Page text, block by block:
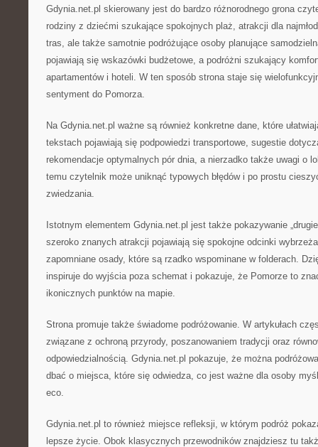
Gdynia.net.pl skierowany jest do bardzo różnorodnego grona
rodziny z dziećmi szukające spokojnych plaż, atrakcji dla
tras, ale także samotnie podróżujące osoby planujące
pojawiają się wskazówki budżetowe, a podróżni szukający
apartamentów i hoteli. W ten sposób strona staje się
sentyment do Pomorza.
Na Gdynia.net.pl ważne są również konkretne dane, które
tekstach pojawiają się podpowiedzi transportowe, sugestie
rekomendacje optymalnych pór dnia, a nierzadko także uwagi o
temu czytelnik może uniknąć typowych błędów i po prostu
zwiedzania.
Istotnym elementem Gdynia.net.pl jest także pokazywanie
szeroko znanych atrakcji pojawiają się spokojne odcinki
zapomniane osady, które są rzadko wspominane w folderach.
inspiruje do wyjścia poza schemat i pokazuje, że Pomorze to
ikonicznych punktów na mapie.
Strona promuje także świadome podróżowanie. W artykułach
związane z ochroną przyrody, poszanowaniem tradycji oraz
odpowiedzialnością. Gdynia.net.pl pokazuje, że można
dbać o miejsca, które się odwiedza, co jest ważne dla osoby
eco.
Gdynia.net.pl to również miejsce refleksji, w którym podróż
lepsze życie. Obok klasycznych przewodników znajdziesz tu